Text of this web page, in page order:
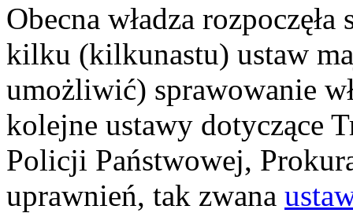
Obecna władza
kilku (kilkunastu) ustaw
umożliwić) sprawowanie
kolejne ustawy dotyczące
Policji Państwowej,
uprawnień, tak zwana